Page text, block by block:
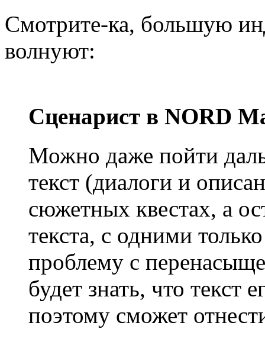
Смотрите-ка, большую
волнуют:
Сценарист в NORD
Можно даже пойти
текст (диалоги и
сюжетных квестах, а
текста, с одними
проблему с
будет знать, что текст
поэтому сможет